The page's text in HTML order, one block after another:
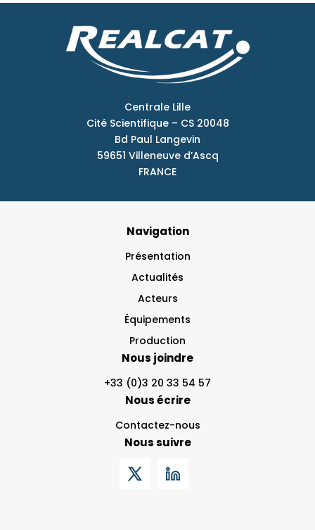
Centrale Lille
Cité Scientifique – CS 20048
Bd Paul Langevin
59651 Villeneuve d’Ascq
FRANCE
Navigation
Présentation
Actualités
Acteurs
Équipements
Production
Nous joindre
+33 (0)3 20 33 54 57
Nous écrire
Contactez-nous
Nous suivre